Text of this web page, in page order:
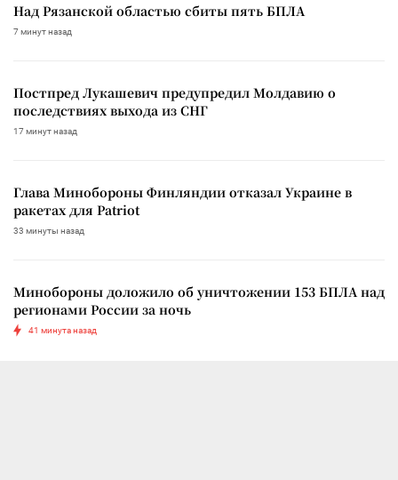
Над Рязанской областью сбиты пять БПЛА
7 минут назад
Постпред Лукашевич предупредил Молдавию о
последствиях выхода из СНГ
17 минут назад
Глава Минобороны Финляндии отказал Украине в
ракетах для Patriot
33 минуты назад
Минобороны доложило об уничтожении 153 БПЛА над
регионами России за ночь
41 минута назад